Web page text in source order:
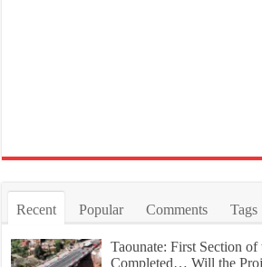
Recent Popular Comments Tags
Taounate: First Section of
Completed… Will the